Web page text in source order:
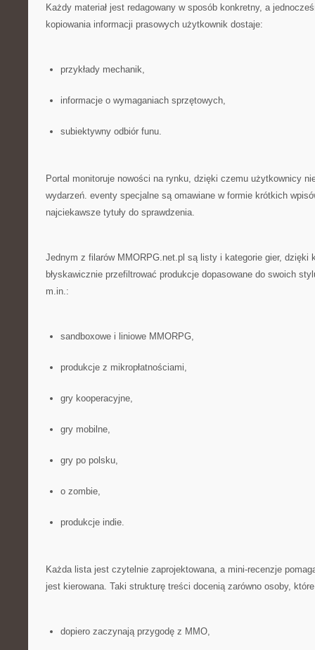
Każdy materiał jest redagowany w sposób konkretny, a
kopiowania informacji prasowych użytkownik dostaje:
przykłady mechanik,
informacje o wymaganiach sprzętowych,
subiektywny odbiór funu.
Portal monitoruje nowości na rynku, dzięki czemu użytkownicy
wydarzeń. eventy specjalne są omawiane w formie krótkich
najciekawsze tytuły do sprawdzenia.
Jednym z filarów MMORPG.net.pl są listy i kategorie gier, dzięki
błyskawicznie przefiltrować produkcje dopasowane do swoich
m.in.:
sandboxowe i liniowe MMORPG,
produkcje z mikropłatnościami,
gry kooperacyjne,
gry mobilne,
gry po polsku,
o zombie,
produkcje indie.
Każda lista jest czytelnie zaprojektowana, a mini-recenzje
jest kierowana. Taki strukturę treści docenią zarówno osoby,
dopiero zaczynają przygodę z MMO,